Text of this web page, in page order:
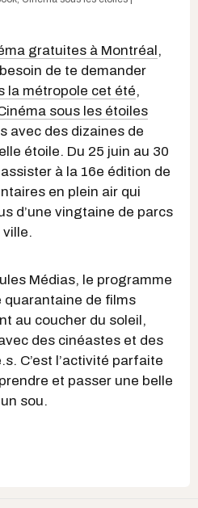
gratuites à Montréal ,
de te demander
la métropole cet été,
sous les étoiles
avec des dizaines de
étoile. Du 25 juin au 30
à la 16e édition de
en plein air qui
d’une vingtaine de parcs
ville.
Médias, le programme
quarantaine de films
au coucher du soleil,
des cinéastes et des
C’est l’activité parfaite
et passer une belle
sou.